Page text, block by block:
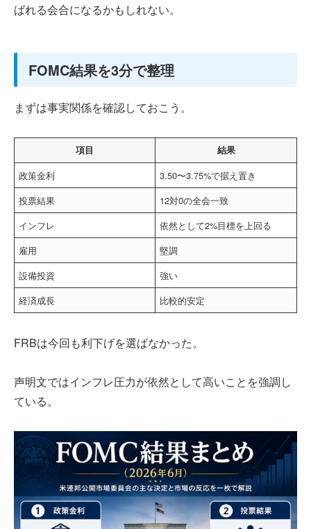
ばれる会合になるかもしれない。
FOMC結果を3分で整理
まずは事実関係を確認しておこう。
項目 結果
政策金利
3.50〜3.75%で据え置き
投票結果
12対0の全会一致
インフレ
依然として2%目標を上回る
雇用
堅調
設備投資
強い
経済成長
比較的安定
FRBは今回も利下げを選ばなかった。
声明文ではインフレ圧力が依然として高いことを強調し
ている。